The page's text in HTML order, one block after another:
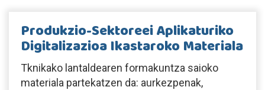
Produkzio-Sektoreei Aplikaturiko
Digitalizazioa Ikastaroko Materiala
Tknikako lantaldearen formakuntza saioko
materiala partekatzen da: aurkezpenak,